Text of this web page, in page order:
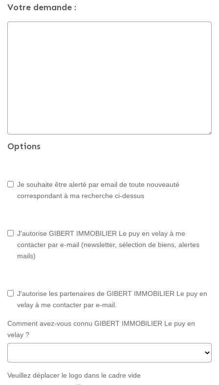
Votre demande :
Options
Je souhaite être alerté par email de toute nouveauté
correspondant à ma recherche ci-dessus
J'autorise GIBERT IMMOBILIER Le puy en velay à me
contacter par e-mail (newsletter, sélection de biens, alertes
mails)
J'autorise les partenaires de GIBERT IMMOBILIER Le puy en
velay à me contacter par e-mail.
Comment avez-vous connu GIBERT IMMOBILIER Le puy en
velay ?
Veuillez déplacer le logo dans le cadre vide